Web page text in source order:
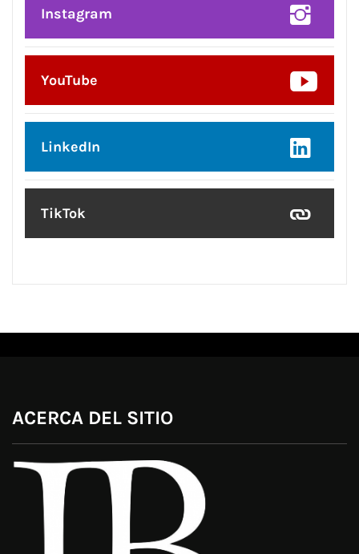
Instagram
YouTube
LinkedIn
TikTok
ACERCA DEL SITIO